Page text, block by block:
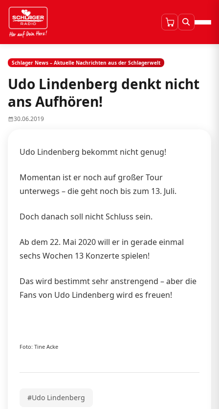
Schlager News – Aktuelle Nachrichten aus der Schlagerwelt
Udo Lindenberg denkt nicht
ans Aufhören!
30.06.2019
Udo Lindenberg bekommt nicht genug!
Momentan ist er noch auf großer Tour
unterwegs – die geht noch bis zum 13. Juli.
Doch danach soll nicht Schluss sein.
Ab dem 22. Mai 2020 will er in gerade einmal
sechs Wochen 13 Konzerte spielen!
Das wird bestimmt sehr anstrengend – aber die
Fans von Udo Lindenberg wird es freuen!
Foto: Tine Acke
#Udo Lindenberg